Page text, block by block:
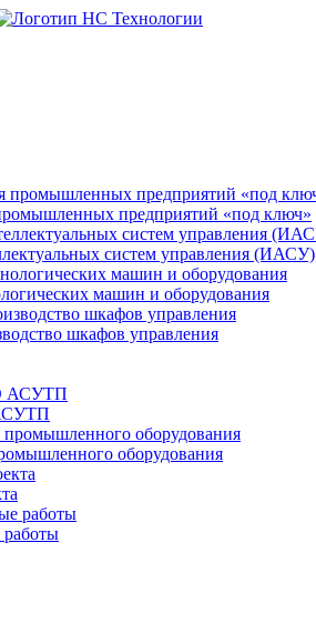
предприятий «под ключ»
систем управления (ИАСУ)
машин и оборудования
шкафов управления
оборудования